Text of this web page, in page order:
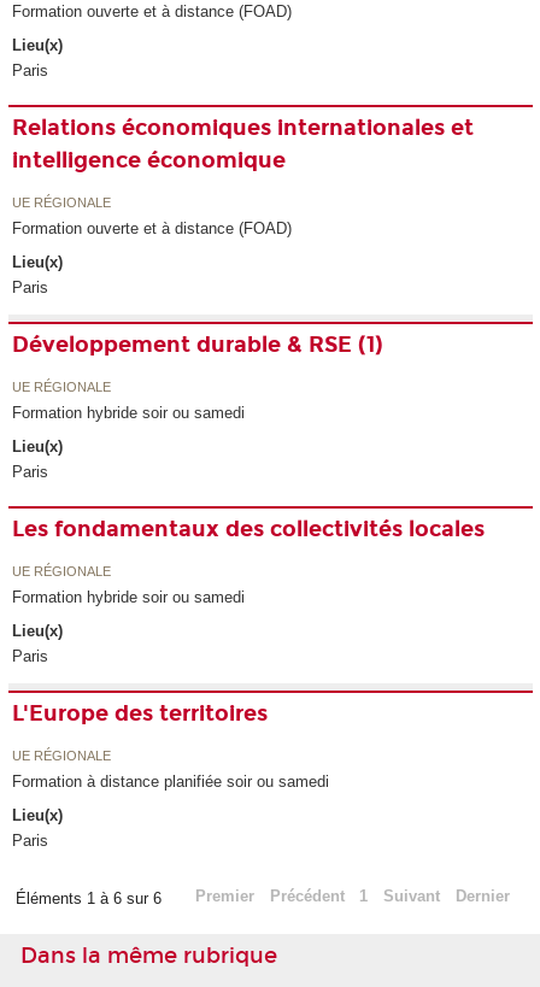
Formation ouverte et à distance (FOAD)
Lieu(x)
Paris
Relations économiques internationales et
intelligence économique
UE RÉGIONALE
Formation ouverte et à distance (FOAD)
Lieu(x)
Paris
Développement durable & RSE (1)
UE RÉGIONALE
Formation hybride soir ou samedi
Lieu(x)
Paris
Les fondamentaux des collectivités locales
UE RÉGIONALE
Formation hybride soir ou samedi
Lieu(x)
Paris
L'Europe des territoires
UE RÉGIONALE
Formation à distance planifiée soir ou samedi
Lieu(x)
Paris
Éléments 1 à 6 sur 6 Premier Précédent 1 Suivant Dernier
Dans la même rubrique